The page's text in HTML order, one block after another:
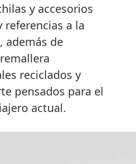
y accesorios
referencias a la
además de
reciclados y
pensados para el
actual.